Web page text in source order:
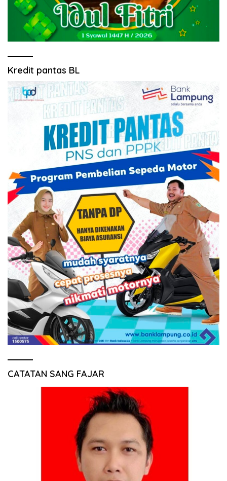
Kredit pantas BL
CATATAN SANG FAJAR